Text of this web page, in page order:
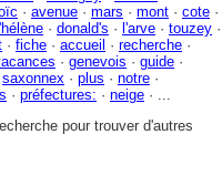
· avenue · mars · mont · cote ·
· donald's · l'arve · touzey ·
· fiche · accueil · recherche ·
· genevois · guide ·
saxonnex · plus · notre ·
· préfectures: · neige · ...
pour trouver d'autres